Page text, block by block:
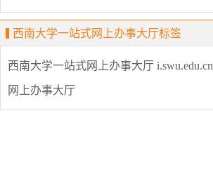
西南大学一站式网上办事大厅标签
西南大学一站式网上办事大厅 i.swu.edu.cn
网上办事大厅